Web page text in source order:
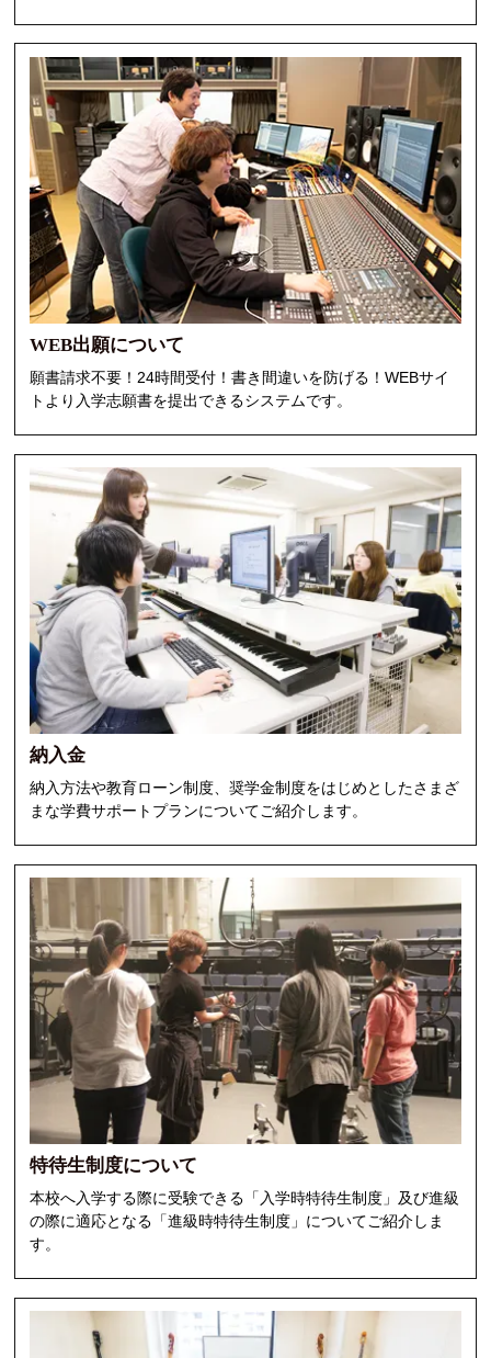
CAT BOARD
WEB出願について
願書請求不要！24時間受付！書き間違いを防げる！WEBサイ
トより入学志願書を提出できるシステムです。
納入金
納入方法や教育ローン制度、奨学金制度をはじめとしたさまざ
まな学費サポートプランについてご紹介します。
特待生制度について
本校へ入学する際に受験できる「入学時特待生制度」及び進級
の際に適応となる「進級時特待生制度」についてご紹介しま
す。